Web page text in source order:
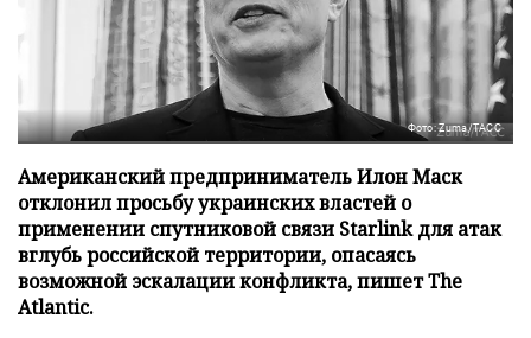
Фото: Zuma/ТАСС
Американский предприниматель Илон Маск
отклонил просьбу украинских властей о
применении спутниковой связи Starlink для атак
вглубь российской территории, опасаясь
возможной эскалации конфликта, пишет The
Atlantic.